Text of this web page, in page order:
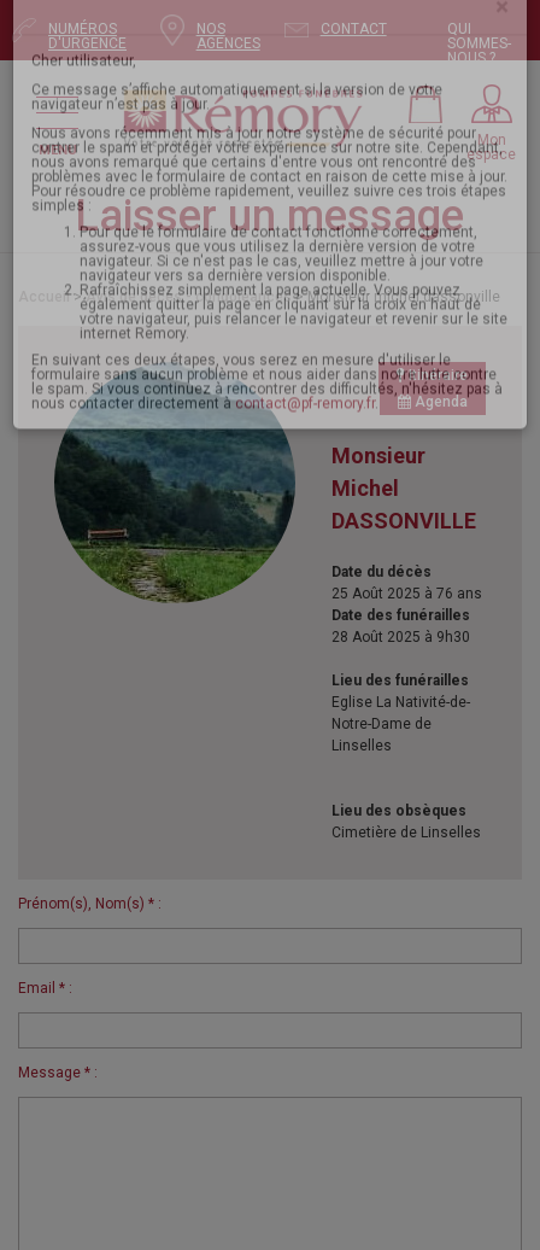
NUMÉROS
D'URGENCE
NOS
AGENCES
CONTACT
QUI
SOMMES-
NOUS ?
MENU
Mon
espace
Laisser un message
Accueil>Avis de décès - condoléances> Monsieur michel dassonville
Itinéraire
Agenda
Monsieur
Michel
DASSONVILLE
Date du décès
25 Août 2025 à 76 ans
Date des funérailles
28 Août 2025 à 9h30
Lieu des funérailles
Eglise La Nativité-de-
Notre-Dame de
Linselles
Lieu des obsèques
Cimetière de Linselles
Prénom(s), Nom(s) * :
Email * :
Message * :
Pour envoyer votre message, mettez à jour
votre navigateur
×
Cher utilisateur,
Ce message s’affiche automatiquement si la version de votre
navigateur n’est pas à jour.
Nous avons récemment mis à jour notre système de sécurité pour
contrer le spam et protéger votre expérience sur notre site. Cependant,
nous avons remarqué que certains d'entre vous ont rencontré des
problèmes avec le formulaire de contact en raison de cette mise à jour.
Pour résoudre ce problème rapidement, veuillez suivre ces trois étapes
simples :
Pour que le formulaire de contact fonctionne correctement,
assurez-vous que vous utilisez la dernière version de votre
navigateur. Si ce n'est pas le cas, veuillez mettre à jour votre
navigateur vers sa dernière version disponible.
Rafraîchissez simplement la page actuelle. Vous pouvez
également quitter la page en cliquant sur la croix en haut de
votre navigateur, puis relancer le navigateur et revenir sur le site
internet Remory.
En suivant ces deux étapes, vous serez en mesure d'utiliser le
formulaire sans aucun problème et nous aider dans notre lutte contre
le spam. Si vous continuez à rencontrer des difficultés, n'hésitez pas à
nous contacter directement àcontact@pf-remory.fr.